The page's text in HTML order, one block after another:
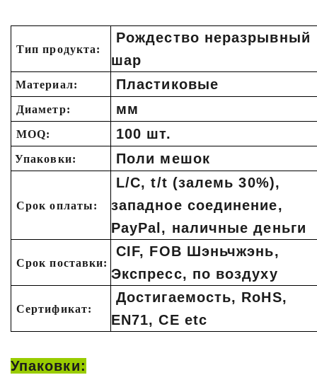
Тип продукта:
Рождество неразрывный
шар
Материал: Пластиковые
Диаметр: мм
MOQ: 100 шт.
Упаковки: Поли мешок
Срок оплаты:
L/C, t/t (залемь 30%),
западное соединение,
PayPal, наличные деньги
Срок поставки:
CIF, FOB Шэньчжэнь,
Экспресс, по воздуху
Сертификат:
Достигаемость, RoHS,
EN71, CE etc
Упаковки: